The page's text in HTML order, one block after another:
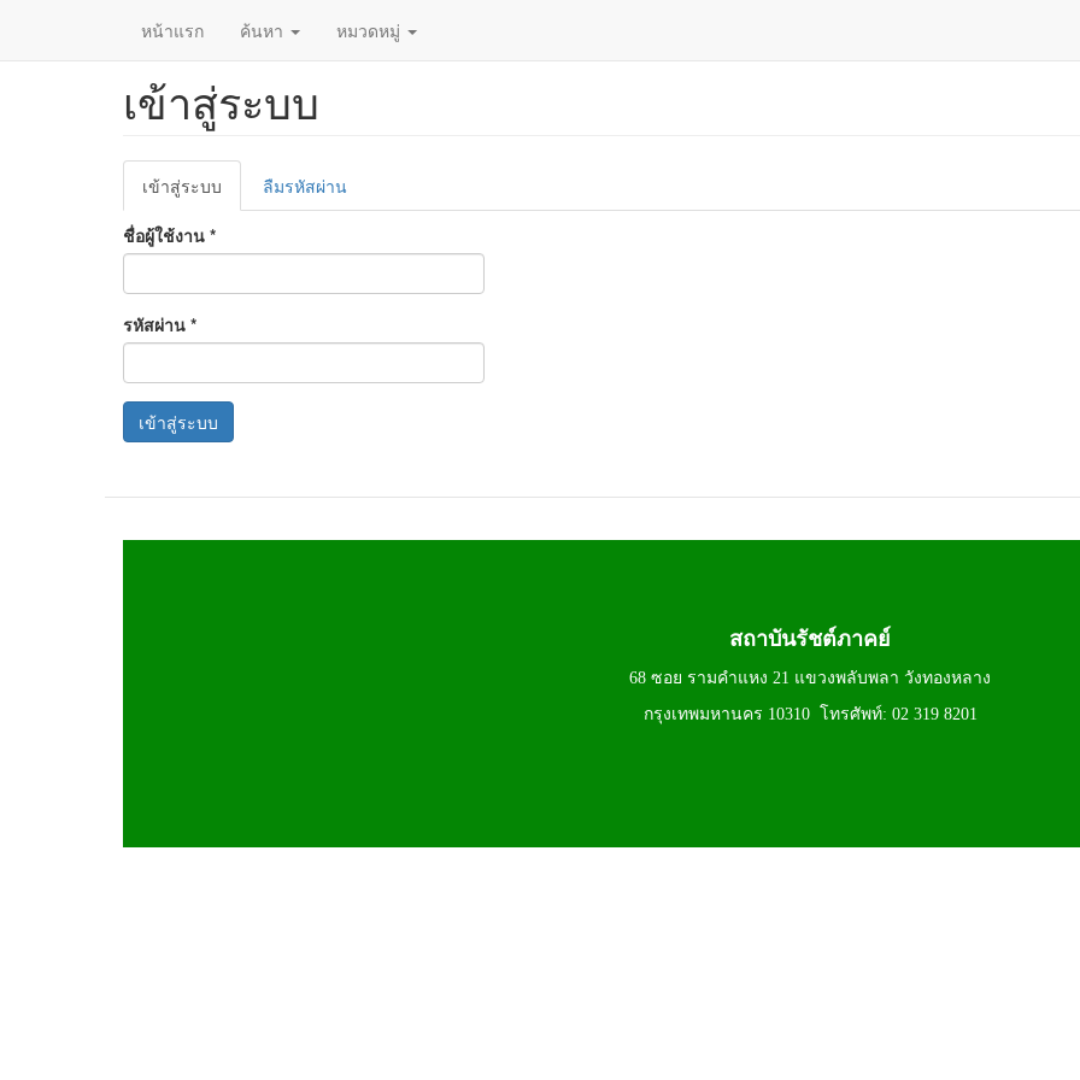
หน้าแรก ค้นหา หมวดหมู่
เข้าสู่ระบบ
Primary
tabs
เข้าสู่ระบบ
ปัจจุบัน)
ลืมรหัสผ่าน
ชื่อผู้ใช้งาน *
รหัสผ่าน *
เข้าสู่ระบบ
สถาบันรัชต์ภาคย์
68 ซอย รามคำแหง 21 แขวงพลับพลา วังทองหลาง
กรุงเทพมหานคร 10310 โทรศัพท์: 02 319 8201